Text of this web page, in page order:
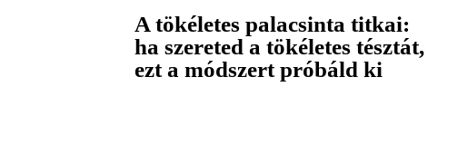
A tökéletes palacsinta titkai:
ha szereted a tökéletes tésztát,
ezt a módszert próbáld ki